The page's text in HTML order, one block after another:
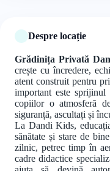
Despre locație
Grădinița Privată
crește cu încredere,
atent construit pentru
important este sprijinul
copiilor o atmosferă
siguranță, ascultați și
La Dandi Kids,
sănătate și stare de
zilnic, petrec timp în
cadre didactice